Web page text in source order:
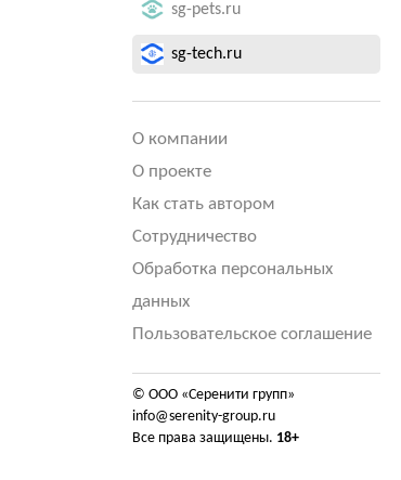
sg-pets.ru
sg-tech.ru
О компании
О проекте
Как стать автором
Сотрудничество
Обработка персональных
данных
Пользовательское соглашение
© ООО «Серенити групп»
info@serenity-group.ru
Все права защищены. 18+